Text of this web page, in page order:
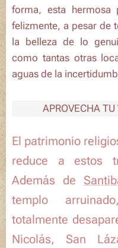
forma, esta hermosa
felizmente, a pesar de
la belleza de lo
como tantas otras
aguas de la
APROVECHA TU
El patrimonio
reduce a estos
Además de
templo
totalmente
Nicolás, San